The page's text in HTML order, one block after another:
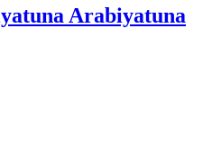
Arabiyatuna